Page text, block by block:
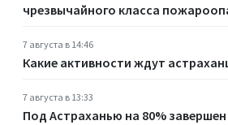
чрезвычайного класса
7 августа в 14:46
Какие активности ждут
7 августа в 13:33
Под Астраханью на 80%